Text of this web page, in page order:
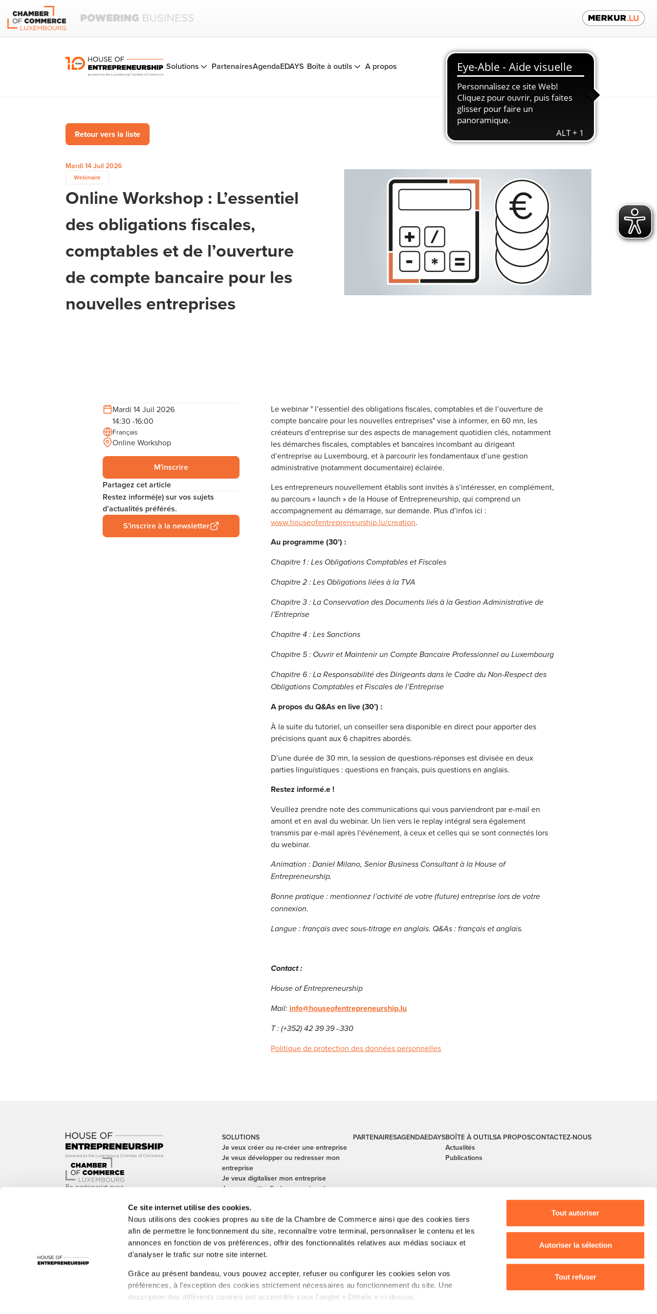
Ce site internet utilise des cookies.
Nous utilisons des cookies propres au site de la Chambre de Commerce ainsi que des cookies tiers
afin de permettre le fonctionnement du site, reconnaître votre terminal, personnaliser le contenu et les
annonces en fonction de vos préférences, offrir des fonctionnalités relatives aux médias sociaux et
d'analyser le trafic sur notre site internet.
Grâce au présent bandeau, vous pouvez accepter, refuser ou configurer les cookies selon vos
préférences, à l’exception des cookies strictement nécessaires au fonctionnement du site. Une
description des différents cookies est accessible sous l’onglet « Détails » ci-dessus.
Tout autoriser
Autoriser la sélection
Tout refuser
Solutions PartenairesAgendaEDAYS Boîte à outils A propos Contactez-nous
Retour vers la liste
Mardi 14 Juil 2026
Webinaire
Online Workshop : L’essentiel
des obligations fiscales,
comptables et de l’ouverture
de compte bancaire pour les
nouvelles entreprises
Mardi 14 Juil 2026
14:30 -16:00
Français
Online Workshop
M'inscrire
Partagez cet article
Restez informé(e) sur vos sujets
d’actualités préférés.
S'inscrire à la newsletter
Le webinar " l’essentiel des obligations fiscales, comptables et de l’ouverture de
compte bancaire pour les nouvelles entreprises" vise à informer, en 60 mn, les
créateurs d’entreprise sur des aspects de management quotidien clés, notamment
les démarches fiscales, comptables et bancaires incombant au dirigeant
d’entreprise au Luxembourg, et à parcourir les fondamentaux d’une gestion
administrative (notamment documentaire) éclairée.
Les entrepreneurs nouvellement établis sont invités à s’intéresser, en complément,
au parcours « launch » de la House of Entrepreneurship, qui comprend un
accompagnement au démarrage, sur demande. Plus d’infos ici :
www.houseofentrepreneurship.lu/creation.
Au programme (30’) :
Chapitre 1 : Les Obligations Comptables et Fiscales
Chapitre 2 : Les Obligations liées à la TVA
Chapitre 3 : La Conservation des Documents liés à la Gestion Administrative de
l’Entreprise
Chapitre 4 : Les Sanctions
Chapitre 5 : Ouvrir et Maintenir un Compte Bancaire Professionnel au Luxembourg
Chapitre 6 : La Responsabilité des Dirigeants dans le Cadre du Non-Respect des
Obligations Comptables et Fiscales de l’Entreprise
A propos du Q&As en live (30’) :
À la suite du tutoriel, un conseiller sera disponible en direct pour apporter des
précisions quant aux 6 chapitres abordés.
D’une durée de 30 mn, la session de questions-réponses est divisée en deux
parties linguistiques : questions en français, puis questions en anglais.
Restez informé.e !
Veuillez prendre note des communications qui vous parviendront par e-mail en
amont et en aval du webinar. Un lien vers le replay intégral sera également
transmis par e-mail après l'événement, à ceux et celles qui se sont connectés lors
du webinar.
Animation : Daniel Milano, Senior Business Consultant à la House of
Entrepreneurship.
Bonne pratique : mentionnez l’activité de votre (future) entreprise lors de votre
connexion.
Langue : français avec sous-titrage en anglais. Q&As : français et anglais.
Contact :
House of Entrepreneurship
Mail: info@houseofentrepreneurship.lu
T : (+352) 42 39 39 - 330
Politique de protection des données personnelles
En partenariat avec
SOLUTIONS
Je veux créer ou re-créer une entreprise
Je veux développer ou redresser mon
entreprise
Je veux digitaliser mon entreprise
Je veux mettre fin à mon entreprise
Je veux céder ou reprendre une
entreprise
Je veux sécuriser mes transactions
internationales
PARTENAIRESAGENDAEDAYSBOÎTE À OUTILS
Actualités
Publications
A PROPOSCONTACTEZ-NOUS
1535°, ADEM, Administration de l’Environnement, Administration de l'enregistrement, des domaines et de la TVA, Digital Lëtzebuerg, guichet.lu, House of Training, ITM, IPIL,
LBAN, LBR, Luxinnovation, MC, nyuko, Paul Wurth InCub, SNCI, Technoport, Ministère des Affaires étrangères et européennes, Ministère de l’Agriculture, Ministère de la
Santé, Ministère de la Fonction publique et de la Réforme administrative , CFUE, Betriber & Emwelt, LIST.